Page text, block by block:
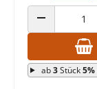
ANZAHL
ab3Stück